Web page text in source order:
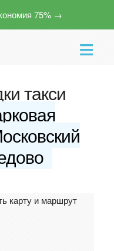
75% →
такси
карту и маршрут